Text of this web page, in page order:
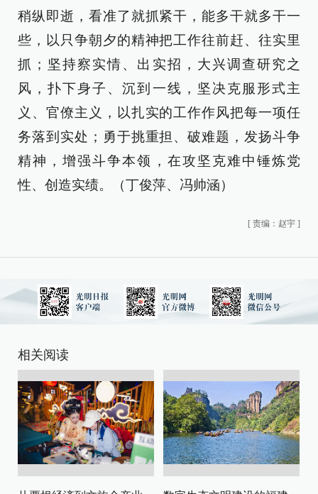
稍纵即逝，看准了就抓紧干，能多干就多干一
些，以只争朝夕的精神把工作往前赶、往实里
抓；坚持察实情、出实招，大兴调查研究之
风，扑下身子、沉到一线，坚决克服形式主
义、官僚主义，以扎实的工作作风把每一项任
务落到实处；勇于挑重担、破难题，发扬斗争
精神，增强斗争本领，在攻坚克难中锤炼党
性、创造实绩。（丁俊萍、冯帅涵）
[ 责编：赵宇 ]
相关阅读